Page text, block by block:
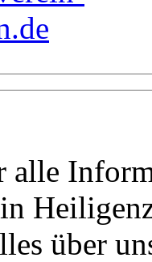
alle
über